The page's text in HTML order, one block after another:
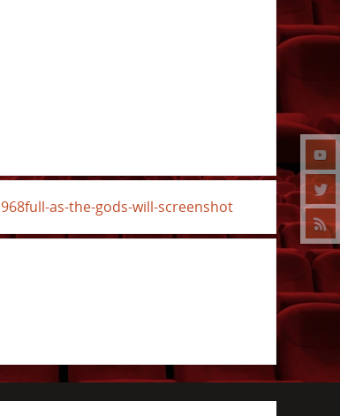
968full-as-the-gods-will-screenshot